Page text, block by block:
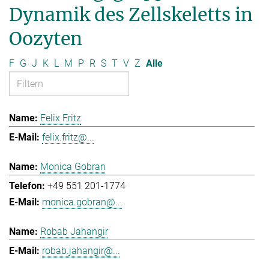
Dynamik des Zellskeletts in
Oozyten
F G J K L M P R S T V Z Alle
Felix Fritz
felix.fritz@...
Monica Gobran
+49 551 201-1774
monica.gobran@...
Robab Jahangir
robab.jahangir@...